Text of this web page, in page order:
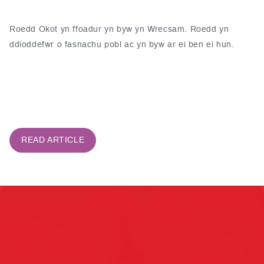
Roedd Okot yn ffoadur yn byw yn Wrecsam. Roedd yn
ddioddefwr o fasnachu pobl ac yn byw ar ei ben ei hun.
READ ARTICLE